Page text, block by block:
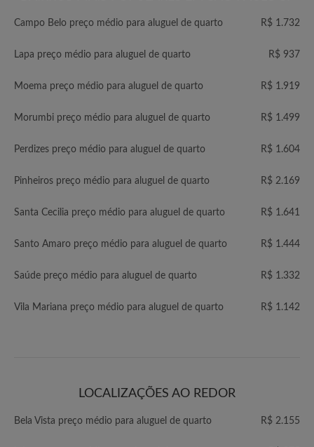
Campo Belo preço médio para aluguel de quarto R$ 1.732
Lapa preço médio para aluguel de quarto R$ 937
Moema preço médio para aluguel de quarto R$ 1.919
Morumbi preço médio para aluguel de quarto R$ 1.499
Perdizes preço médio para aluguel de quarto R$ 1.604
Pinheiros preço médio para aluguel de quarto R$ 2.169
Santa Cecilia preço médio para aluguel de quarto R$ 1.641
Santo Amaro preço médio para aluguel de quarto R$ 1.444
Saúde preço médio para aluguel de quarto R$ 1.332
Vila Mariana preço médio para aluguel de quarto R$ 1.142
LOCALIZAÇÕES AO REDOR
Bela Vista preço médio para aluguel de quarto R$ 2.155